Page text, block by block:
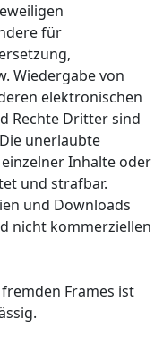
für
Wiedergabe von
elektronischen
Rechte Dritter sind
unerlaubte
Inhalte oder
und strafbar.
und Downloads
nicht kommerziellen
Frames ist